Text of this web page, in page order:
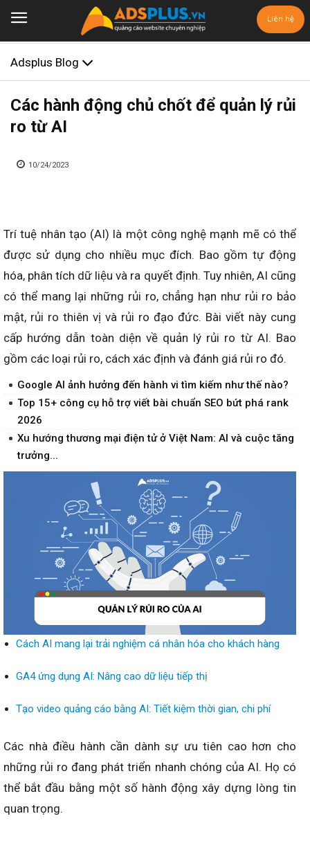
Liên hệ
Adsplus Blog
Các hành động chủ chốt để quản lý rủi
ro từ AI
10/24/2023
Trí tuệ nhân tạo (AI) là một công nghệ mạnh mẽ có thể
được sử dụng cho nhiều mục đích. Bao gồm tự động
hóa, phân tích dữ liệu và ra quyết định. Tuy nhiên, AI cũng
có thể mang lại những rủi ro, chẳng hạn như rủi ro bảo
mật, rủi ro thiên vị và rủi ro đạo đức. Bài viết này cung
cấp hướng dẫn toàn diện về quản lý rủi ro từ AI. Bao
gồm các loại rủi ro, cách xác định và đánh giá rủi ro đó.
Google AI ảnh hưởng đến hành vi tìm kiếm như thế nào?
Top 15+ công cụ hỗ trợ viết bài chuẩn SEO bứt phá rank
2026
Xu hướng thương mại điện tử ở Việt Nam: AI và cuộc tăng
trưởng...
Cách AI mang lại trải nghiệm cá nhân hóa cho khách hàng
GA4 ứng dụng AI: Nâng cao dữ liệu tiếp thị
Tạo video quảng cáo bằng AI: Tiết kiệm thời gian, chi phí
Các nhà điều hành cần dành sự ưu tiên cao hơn cho
những rủi ro đang phát triển nhanh chóng của AI. Họ có
thể bắt đầu bằng một số hành động xây dựng lòng tin
quan trọng.